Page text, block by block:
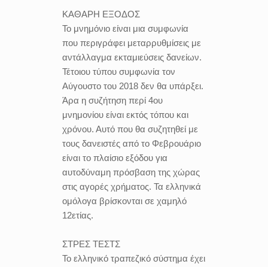
ΚΑΘΑΡΗ ΕΞΟΔΟΣ
Το μνημόνιο είναι μια συμφωνία
που περιγράφει μεταρρυθμίσεις με
αντάλλαγμα εκταμιεύσεις δανείων.
Τέτοιου τύπου συμφωνία τον
Αύγουστο του 2018 δεν θα υπάρξει.
Άρα η συζήτηση περί 4ου
μνημονίου είναι εκτός τόπου και
χρόνου. Αυτό που θα συζητηθεί με
τους δανειστές από το Φεβρουάριο
είναι το πλαίσιο εξόδου για
αυτοδύναμη πρόσβαση της χώρας
στις αγορές χρήματος. Τα ελληνικά
ομόλογα βρίσκονται σε χαμηλό
12ετίας.
ΣΤΡΕΣ ΤΕΣΤΣ
Το ελληνικό τραπεζικό σύστημα έχει